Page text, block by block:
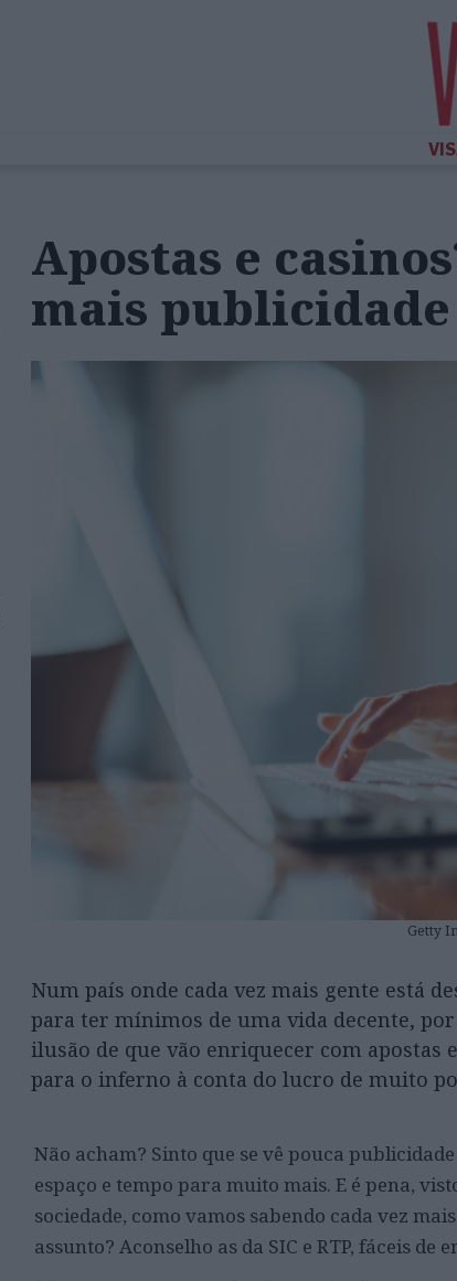
Apostas e
mais publicidade
Getty
Num país onde cada vez mais gente está
para ter mínimos de uma vida decente,
ilusão de que vão enriquecer com apostas
para o inferno à conta do lucro de muito
Não acham? Sinto que se vê pouca
espaço e tempo para muito mais. E é pena,
sociedade, como vamos sabendo cada vez
assunto? Aconselho as da SIC e RTP, fáceis de